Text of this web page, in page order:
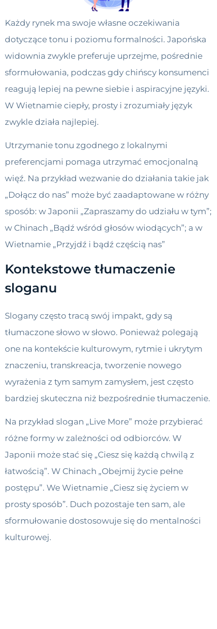
Każdy rynek ma swoje własne oczekiwania
dotyczące tonu i poziomu formalności. Japońska
widownia zwykle preferuje uprzejme, pośrednie
sformułowania, podczas gdy chińscy konsumenci
reagują lepiej na pewne siebie i aspiracyjne języki.
W Wietnamie ciepły, prosty i zrozumiały język
zwykle działa najlepiej.
Utrzymanie tonu zgodnego z lokalnymi
preferencjami pomaga utrzymać emocjonalną
więź. Na przykład wezwanie do działania takie jak
„Dołącz do nas” może być zaadaptowane w różny
sposób: w Japonii „Zapraszamy do udziału w tym”;
w Chinach „Bądź wśród głosów wiodących”; a w
Wietnamie „Przyjdź i bądź częścią nas”
Kontekstowe tłumaczenie
sloganu
Slogany często tracą swój impakt, gdy są
tłumaczone słowo w słowo. Ponieważ polegają
one na kontekście kulturowym, rytmie i ukrytym
znaczeniu, transkreacja, tworzenie nowego
wyrażenia z tym samym zamysłem, jest często
bardziej skuteczna niż bezpośrednie tłumaczenie.
Na przykład slogan „Live More” może przybierać
różne formy w zależności od odbiorców. W
Japonii może stać się „Ciesz się każdą chwilą z
łatwością”. W Chinach „Obejmij życie pełne
postępu”. We Wietnamie „Ciesz się życiem w
prosty sposób”. Duch pozostaje ten sam, ale
sformułowanie dostosowuje się do mentalności
kulturowej.